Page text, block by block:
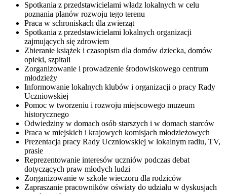
Spotkania z przedstawicielami władz lokalnych w celu
poznania planów rozwoju tego terenu
Praca w schroniskach dla zwierząt
Spotkania z przedstawicielami lokalnych organizacji
zajmujących się zdrowiem
Zbieranie książek i czasopism dla domów dziecka, domów
opieki, szpitali
Zorganizowanie i prowadzenie środowiskowego centrum
młodzieży
Informowanie lokalnych klubów i organizacji o pracy Rady
Uczniowskiej
Pomoc w tworzeniu i rozwoju miejscowego muzeum
historycznego
Odwiedziny w domach osób starszych i w domach starców
Praca w miejskich i krajowych komisjach młodzieżowych
Prezentacja pracy Rady Uczniowskiej w lokalnym radiu, TV,
prasie
Reprezentowanie interesów uczniów podczas debat
dotyczących praw młodych ludzi
Zorganizowanie w szkole wieczoru dla rodziców
Zapraszanie pracowników oświaty do udziału w dyskusjach